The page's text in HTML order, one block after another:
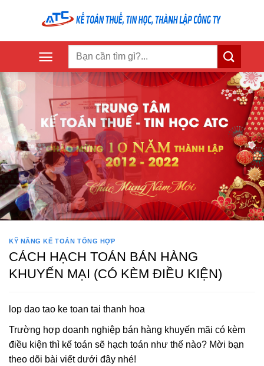
KỸ NĂNG KẾ TOÁN TỔNG HỢP
CÁCH HẠCH TOÁN BÁN HÀNG
KHUYẾN MẠI (CÓ KÈM ĐIỀU KIỆN)
lop dao tao ke toan tai thanh hoa
Trường hợp doanh nghiệp bán hàng khuyến mãi có kèm
điều kiện thì kế toán sẽ hạch toán như thế nào? Mời bạn
theo dõi bài viết dưới đây nhé!